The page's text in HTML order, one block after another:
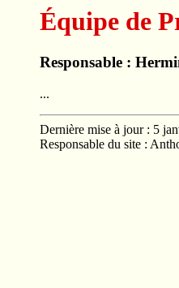
Équipe de
Responsable :
...
Dernière mise à jour : 5
Responsable du site :